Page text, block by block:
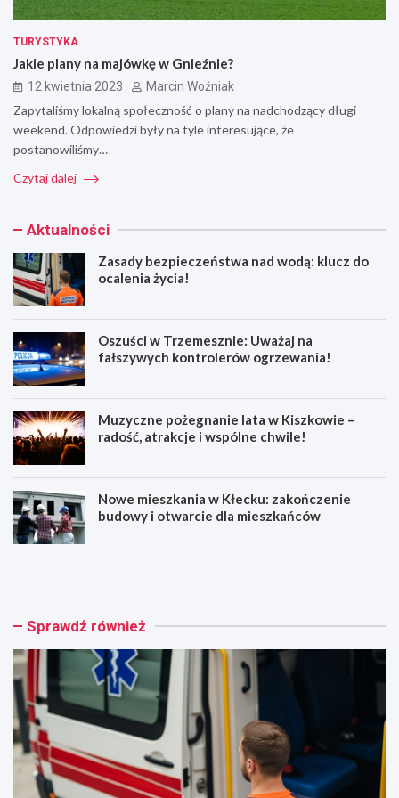
TURYSTYKA
Jakie plany na majówkę w Gnieźnie?
12 kwietnia 2023 Marcin Woźniak
Zapytaliśmy lokalną społeczność o plany na nadchodzący długi
weekend. Odpowiedzi były na tyle interesujące, że
postanowiliśmy…
Czytaj dalej
Aktualności
Zasady bezpieczeństwa nad wodą: klucz do
ocalenia życia!
Oszuści w Trzemesznie: Uważaj na
fałszywych kontrolerów ogrzewania!
Muzyczne pożegnanie lata w Kiszkowie –
radość, atrakcje i wspólne chwile!
Nowe mieszkania w Kłecku: zakończenie
budowy i otwarcie dla mieszkańców
Z
y
e
z
p
i
e
c
z
O
c
w
T
r
z
e
m
e
Sprawdź również